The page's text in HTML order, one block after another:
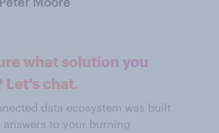
what solution you
Let's chat.
data ecosystem was built
answers to your burning